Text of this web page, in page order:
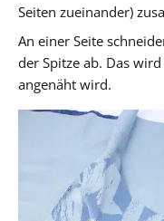
Seiten zueinander)
An einer Seite
der Spitze ab. Das
angenäht wird.